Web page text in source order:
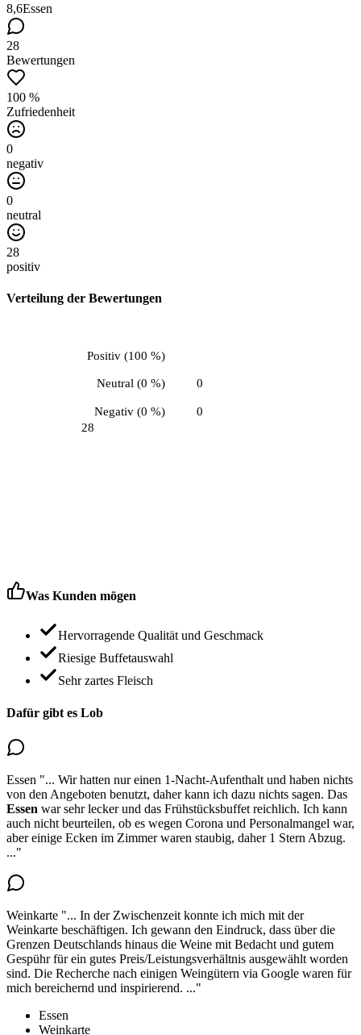
8,6Essen
28
Bewertungen
100 %
Zufriedenheit
0
negativ
0
neutral
28
positiv
Verteilung der Bewertungen
0
Negativ(0 %)
0
Neutral (0 %)
28
Positiv(100 %)
Was Kunden mögen
Hervorragende Qualität und Geschmack
Riesige Buffetauswahl
Sehr zartes Fleisch
Dafür gibt es Lob
Essen "... Wir hatten nur einen 1-Nacht-Aufenthalt und haben nichts
von den Angeboten benutzt, daher kann ich dazu nichts sagen. Das
Essen war sehr leckerund das Frühstücksbuffet reichlich. Ich kann
auch nicht beurteilen, ob es wegen Corona und Personalmangel war,
aber einige Ecken im Zimmer waren staubig, daher 1 Stern Abzug.
..."
Weinkarte "... In der Zwischenzeit konnte ich mich mit der
Weinkarte beschäftigen. Ich gewann den Eindruck, dass über die
Grenzen Deutschlands hinaus die Weine mit Bedacht und gutem
Gespühr für ein gutes Preis/Leistungsverhältnis ausgewählt worden
sind. Die Recherche nach einigen Weingütern via Google waren für
mich bereichernd und inspirierend. ..."
Essen
Weinkarte